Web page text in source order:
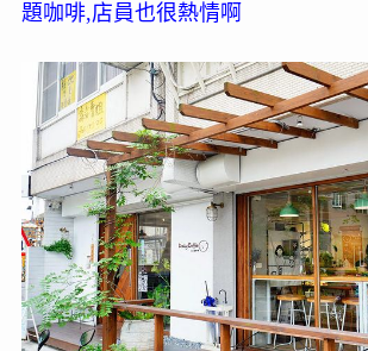
題咖啡,店員也很熱情啊